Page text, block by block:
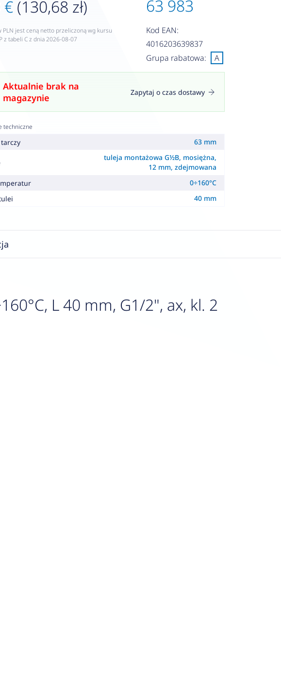
€ (130,68 zł)
PLN jest ceną netto przeliczoną wg kursu
z tabeli C z dnia 2026-08-07
63 983
Kod EAN:
4016203639837
Grupa rabatowa:
A
Aktualnie brak na
magazynie
Zapytaj o czas dostawy
techniczne
63 mm
tuleja montażowa G½B, mosiężna,
12 mm, zdejmowana
0÷160°C
40 mm
L 40 mm, G1/2", ax, kl. 2